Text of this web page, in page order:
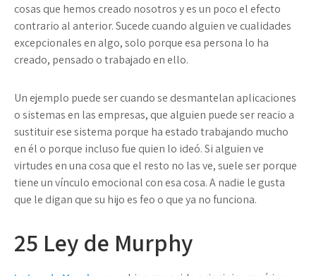
cosas que hemos creado nosotros y es un poco el efecto
contrario al anterior. Sucede cuando alguien ve cualidades
excepcionales en algo, solo porque esa persona lo ha
creado, pensado o trabajado en ello.
Un ejemplo puede ser cuando se desmantelan aplicaciones
o sistemas en las empresas, que alguien puede ser reacio a
sustituir ese sistema porque ha estado trabajando mucho
en él o porque incluso fue quien lo ideó. Si alguien ve
virtudes en una cosa que el resto no las ve, suele ser porque
tiene un vínculo emocional con esa cosa. A nadie le gusta
que le digan que su hijo es feo o que ya no funciona.
25 Ley de Murphy